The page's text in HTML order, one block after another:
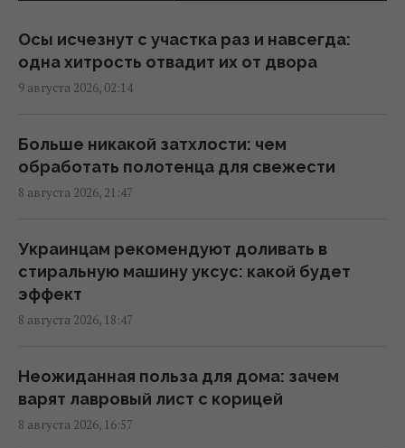
21:18 суббота, 08 августа 2026
"Взрываются" из-за каждой мелочи: 9
20:12 суббота, 08 августа 2026
Названа самая сильная разведка Европы, и
19:57 суббота, 08 августа 2026
Что произойдет, если самый секретный
самолет США упадет у врага: план на
18:21 суббота, 08 августа 2026
Один трагический случай заставил
Осы исчезнут с участка раз и навсегда:
одна хитрость отвадит их от двора
9 августа 2026, 02:14
Больше никакой затхлости: чем
обработать полотенца для свежести
8 августа 2026, 21:47
Украинцам рекомендуют доливать в
стиральную машину уксус: какой будет
эффект
8 августа 2026, 18:47
Неожиданная польза для дома: зачем
варят лавровый лист с корицей
8 августа 2026, 16:57